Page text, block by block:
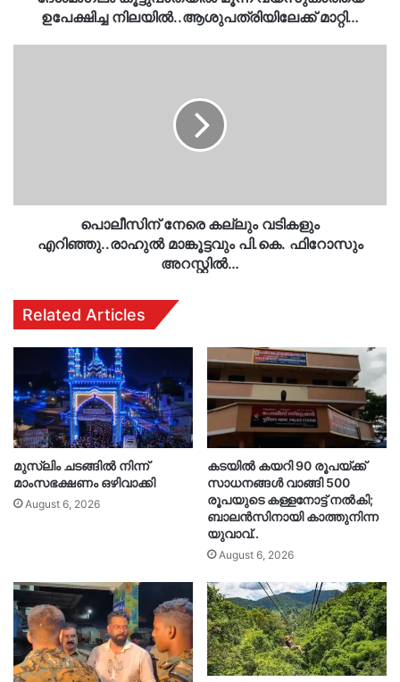
ഉപേക്ഷിച്ച നിലയിൽ..ആശുപത്രിയിലേക്ക് മാറ്റി…
അറസ്റ്റിൽ…
പൊലീസിന് നേരെ കല്ലും വടികളും
എറിഞ്ഞു..രാഹുൽ മാങ്കൂട്ടവും പി.കെ. ഫിറോസും
അറസ്റ്റിൽ…
Related Articles
മുസ്‌ലിം ചടങ്ങിൽ നിന്ന്
മാംസഭക്ഷണം ഒഴിവാക്കി
August 6, 2026
കടയിൽ കയറി 90 രൂപയ്ക്ക്
സാധനങ്ങൾ വാങ്ങി 500
രൂപയുടെ കള്ളനോട്ട് നൽകി;
ബാലൻസിനായി കാത്തുനിന്ന
യുവാവ്..
August 6, 2026